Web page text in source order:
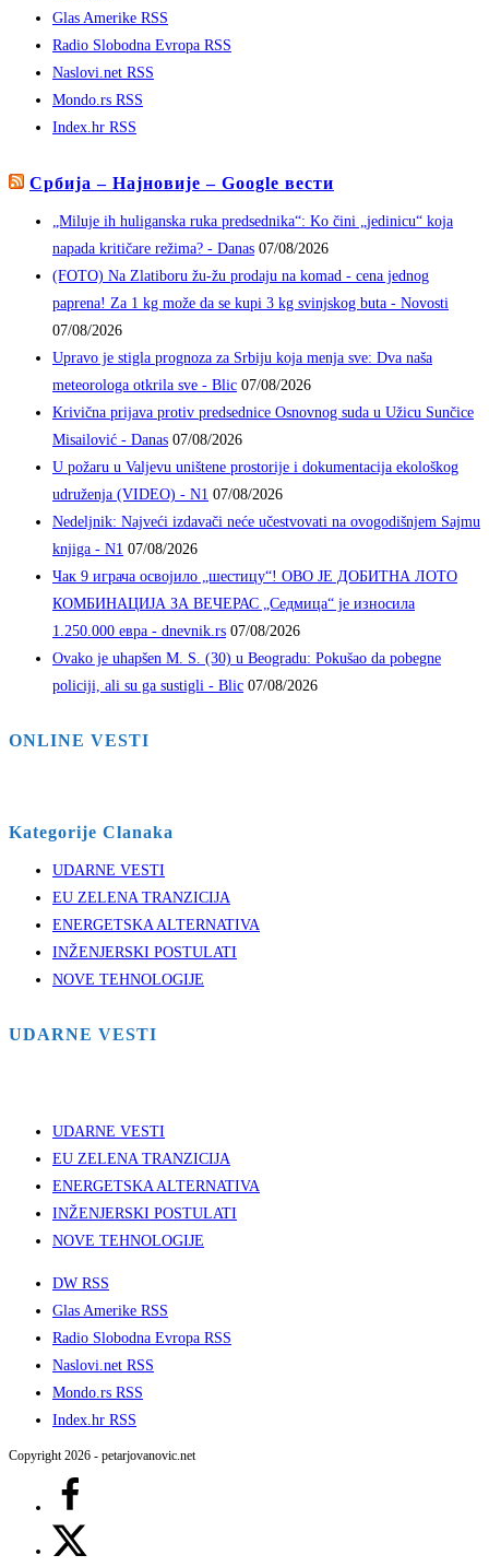
Glas Amerike RSS
Radio Slobodna Evropa RSS
Naslovi.net RSS
Mondo.rs RSS
Index.hr RSS
Србија – Најновије – Google вести
„Miluje ih huliganska ruka predsednika“: Ko čini „jedinicu“ koja
napada kritičare režima? - Danas 07/08/2026
(FOTO) Na Zlatiboru žu-žu prodaju na komad - cena jednog
paprena! Za 1 kg može da se kupi 3 kg svinjskog buta - Novosti
07/08/2026
Upravo je stigla prognoza za Srbiju koja menja sve: Dva naša
meteorologa otkrila sve - Blic 07/08/2026
Krivična prijava protiv predsednice Osnovnog suda u Užicu Sunčice
Misailović - Danas 07/08/2026
U požaru u Valjevu uništene prostorije i dokumentacija ekološkog
udruženja (VIDEO) - N1 07/08/2026
Nedeljnik: Najveći izdavači neće učestvovati na ovogodišnjem Sajmu
knjiga - N1 07/08/2026
Чак 9 играча освојило „шестицу“! ОВО ЈЕ ДОБИТНА ЛОТО
КОМБИНАЦИЈА ЗА ВЕЧЕРАС „Седмица“ је износила
1.250.000 евра - dnevnik.rs 07/08/2026
Ovako je uhapšen M. S. (30) u Beogradu: Pokušao da pobegne
policiji, ali su ga sustigli - Blic 07/08/2026
ONLINE VESTI
Kategorije Clanaka
UDARNE VESTI
EU ZELENA TRANZICIJA
ENERGETSKA ALTERNATIVA
INŽENJERSKI POSTULATI
NOVE TEHNOLOGIJE
UDARNE VESTI
UDARNE VESTI
EU ZELENA TRANZICIJA
ENERGETSKA ALTERNATIVA
INŽENJERSKI POSTULATI
NOVE TEHNOLOGIJE
DW RSS
Glas Amerike RSS
Radio Slobodna Evropa RSS
Naslovi.net RSS
Mondo.rs RSS
Index.hr RSS
Copyright 2026 - petarjovanovic.net